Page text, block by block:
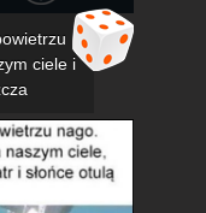
ciele i